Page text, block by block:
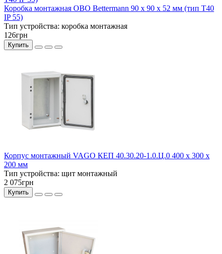
Коробка монтажная OBO Bettermann 90 x 90 x 52 мм (тип Т40
IP 55)
Тип устройства: коробка монтажная
126грн
Купить
Корпус монтажный VAGO КЕП 40.30.20-1.0.Ц.0 400 x 300 x
200 мм
Тип устройства: щит монтажный
2 075грн
Купить